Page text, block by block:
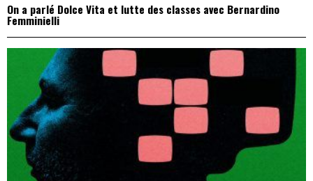
On a parlé Dolce Vita et lutte des classes avec Bernardino
Femminielli